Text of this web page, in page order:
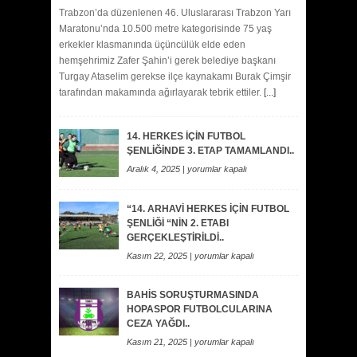
ZAFER
Trabzon’da düzenlenen 46. Uluslararası Trabzon Yarı
Maratonu’nda 10.500 metre kategorisinde 75 yaş
erkekler klasmanında üçüncülük elde eden
hemşehrimiz Zafer Şahin’i gerek belediye başkanı
Turgay Ataselim gerekse ilçe kaynakamı Burak Çimşir
tarafından makamında ağırlayarak tebrik ettiler. [...]
14. HERKES İÇİN FUTBOL
ŞENLİĞİNDE 3. ETAP TAMAMLANDI..
Aralık 4, 2025 | 14.
FUTBOL
ŞENLİĞİNDE
3.
ETAP
yorumlar kapalı
“14. ARHAVİ HERKES İÇİN FUTBOL
ŞENLİĞİ “NİN 2. ETABI
GERÇEKLEŞTİRİLDİ..
Kasım 22, 2025 | “14.
İÇİN
FUTBOL
“NİN
yorumlar kapalı
BAHİS SORUŞTURMASINDA
HOPASPOR FUTBOLCULARINA
CEZA YAĞDI..
Kasım 21, 2025 | BAHİS
yorumlar kapalı